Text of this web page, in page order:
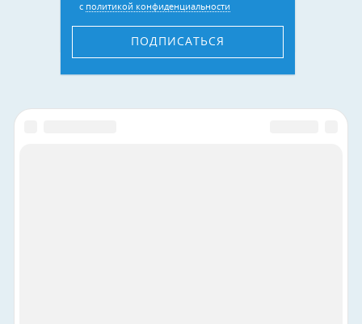
с политикой конфиденциальности
ПОДПИСАТЬСЯ